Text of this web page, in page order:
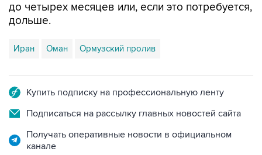
до четырех месяцев или, если это потребуется,
дольше.
Иран Оман Ормузский пролив
Купить подписку на профессиональную ленту
Подписаться на рассылку главных новостей сайта
Получать оперативные новости в официальном
канале